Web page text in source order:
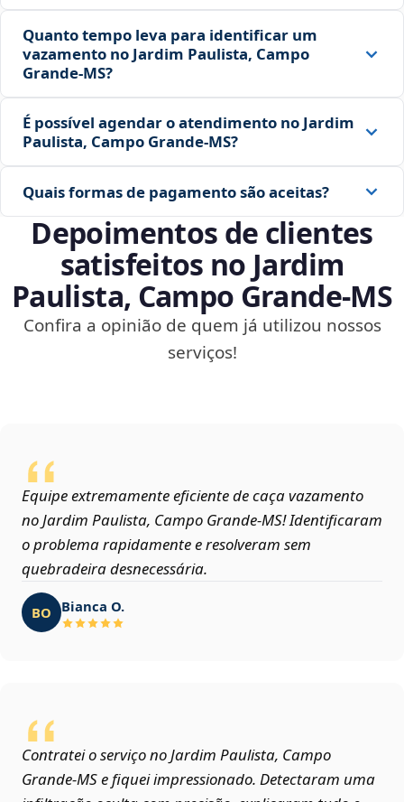
Quanto tempo leva para identificar um
vazamento no Jardim Paulista, Campo
Grande‑MS?
É possível agendar o atendimento no Jardim
Paulista, Campo Grande‑MS?
Quais formas de pagamento são aceitas?
Depoimentos de clientes
satisfeitos no Jardim
Paulista, Campo Grande‑MS
Confira a opinião de quem já utilizou nossos
serviços!
Equipe extremamente eficiente de caça vazamento
no Jardim Paulista, Campo Grande‑MS! Identificaram
o problema rapidamente e resolveram sem
quebradeira desnecessária.
BO Bianca O.
Contratei o serviço no Jardim Paulista, Campo
Grande‑MS e fiquei impressionado. Detectaram uma